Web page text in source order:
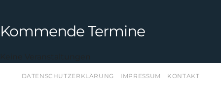
Kommende Termine
DATENSCHUTZERKLÄRUNG IMPRESSUM KONTAKT